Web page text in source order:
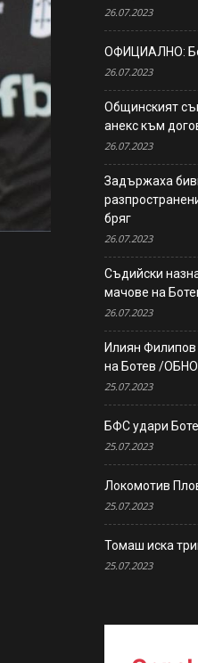
26.07.2023
ОФИЦИАЛНО:
26.07.2023
Общинският
анекс към
26.07.2023
Задържаха
бряг
26.07.2023
Съдийски
мачове на
26.07.2023
Илиян Филипов
на Ботев /
25.07.2023
БФС удари
25.07.2023
Локомотив
25.07.2023
Томаш иска
25.07.2023